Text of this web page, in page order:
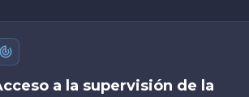
a la supervisión de la